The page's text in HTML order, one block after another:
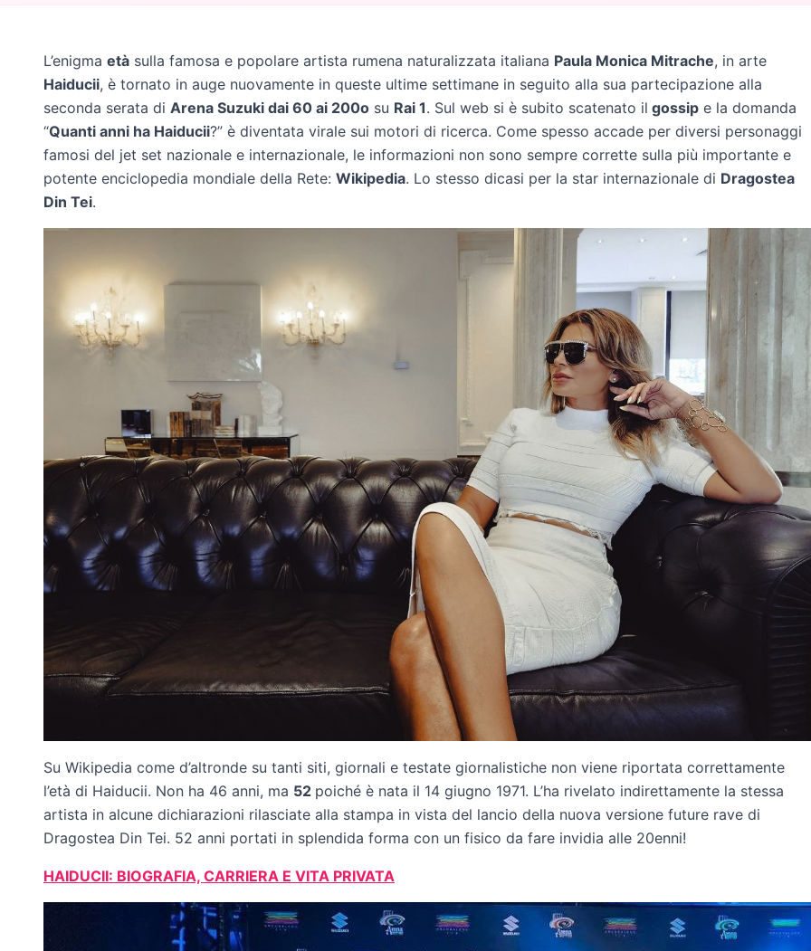
L’enigma età sulla famosa e popolare artista rumena naturalizzata italiana Paula Monica Mitrache, in arte
Haiducii, è tornato in auge nuovamente in queste ultime settimane in seguito alla sua partecipazione alla
seconda serata di Arena Suzuki dai 60 ai 200o su Rai 1. Sul web si è subito scatenato il gossip e la domanda
“Quanti anni ha Haiducii?” è diventata virale sui motori di ricerca. Come spesso accade per diversi personaggi
famosi del jet set nazionale e internazionale, le informazioni non sono sempre corrette sulla più importante e
potente enciclopedia mondiale della Rete: Wikipedia. Lo stesso dicasi per la star internazionale di Dragostea
Din Tei.
Su Wikipedia come d’altronde su tanti siti, giornali e testate giornalistiche non viene riportata correttamente
l’età di Haiducii. Non ha 46 anni, ma 52 poiché è nata il 14 giugno 1971. L’ha rivelato indirettamente la stessa
artista in alcune dichiarazioni rilasciate alla stampa in vista del lancio della nuova versione future rave di
Dragostea Din Tei. 52 anni portati in splendida forma con un fisico da fare invidia alle 20enni!
HAIDUCII: BIOGRAFIA, CARRIERA E VITA PRIVATA